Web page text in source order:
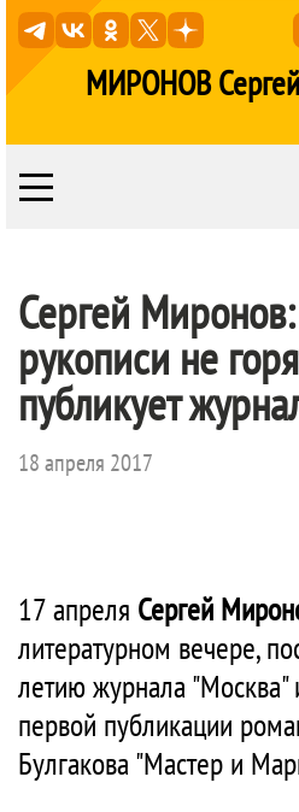
МИРОНОВ
Сергей
рукописи не
публикует
18 апреля 2017
17 апреля Сергей
литературном вечере,
летию журнала
первой публикации
Булгакова "Мастер и